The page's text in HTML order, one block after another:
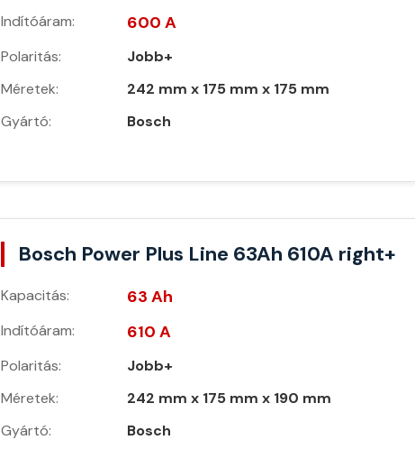
Indítóáram: 600 A
Polaritás:
Jobb+
Méretek:
242 mm x 175 mm x 175 mm
Gyártó:
Bosch
Bosch Power Plus Line 63Ah 610A right+
Kapacitás: 63 Ah
Indítóáram: 610 A
Polaritás:
Jobb+
Méretek:
242 mm x 175 mm x 190 mm
Gyártó:
Bosch